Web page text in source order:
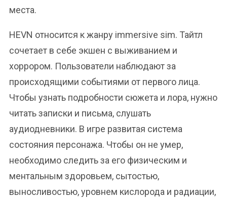
места.
HEVN относится к жанру immersive sim. Тайтл
сочетает в себе экшен с выживанием и
хоррором. Пользователи наблюдают за
происходящими событиями от первого лица.
Чтобы узнать подробности сюжета и лора, нужно
читать записки и письма, слушать
аудиодневники. В игре развитая система
состояния персонажа. Чтобы он не умер,
необходимо следить за его физическим и
ментальным здоровьем, сытостью,
выносливостью, уровнем кислорода и радиации,